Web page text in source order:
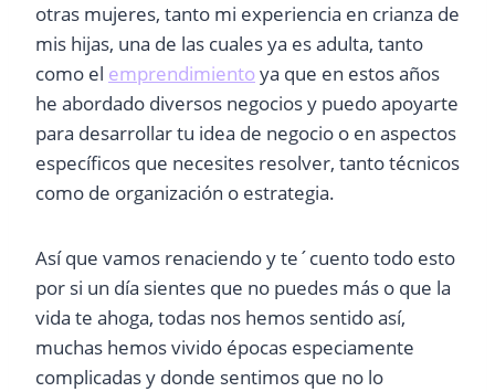
otras mujeres, tanto mi experiencia en crianza de
mis hijas, una de las cuales ya es adulta, tanto
como el emprendimientoya que en estos años
he abordado diversos negocios y puedo apoyarte
para desarrollar tu idea de negocio o en aspectos
específicos que necesites resolver, tanto técnicos
como de organización o estrategia.
Así que vamos renaciendo y te´cuento todo esto
por si un día sientes que no puedes más o que la
vida te ahoga, todas nos hemos sentido así,
muchas hemos vivido épocas especiamente
complicadas y donde sentimos que no lo